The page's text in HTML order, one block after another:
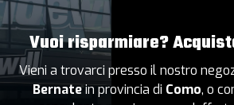
Vuoi risparmiare?
Vieni a trovarci presso il nostro
Bernatein provincia di Como, o